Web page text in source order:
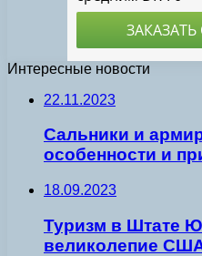
Интересные новости
22.11.2023
Сальники и
особенности и
18.09.2023
Туризм в Штате
великолепие